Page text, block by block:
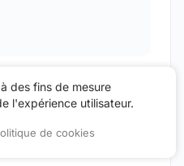
des fins de mesure
l'expérience utilisateur.
de cookies